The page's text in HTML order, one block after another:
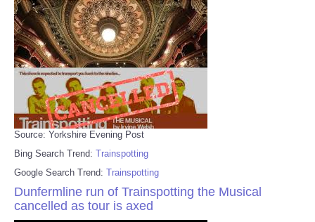
Source: Yorkshire Evening Post
Bing Search Trend: Trainspotting
Google Search Trend: Trainspotting
Dunfermline run of Trainspotting the Musical
cancelled as tour is axed